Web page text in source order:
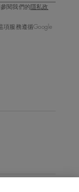
閱我們的 隱私政
項服務遵循Google